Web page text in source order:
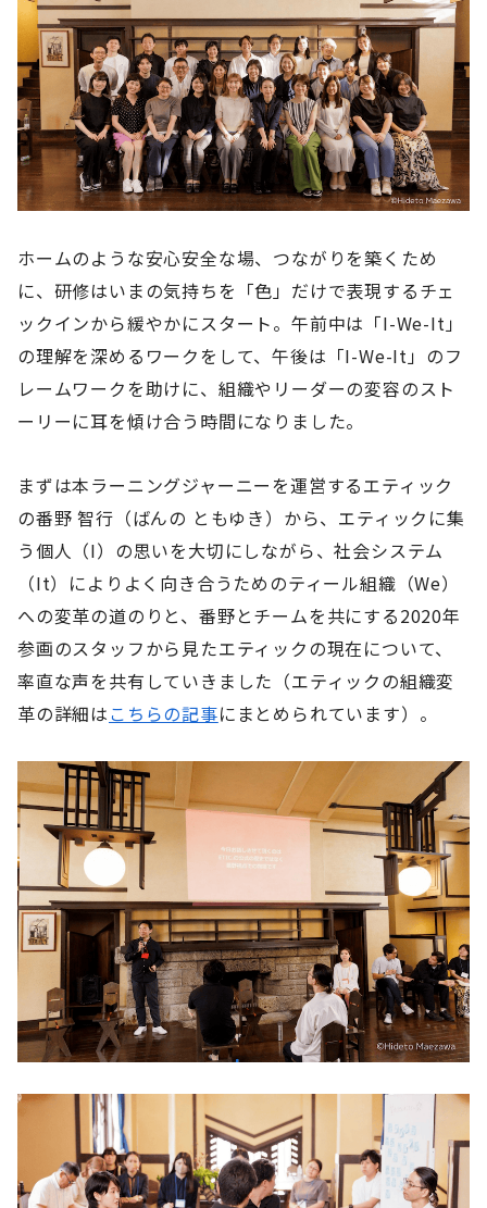
ホームのような安心安全な場、つながりを築くため
に、研修はいまの気持ちを「色」だけで表現するチェ
ックインから緩やかにスタート。午前中は「I-We-It」
の理解を深めるワークをして、午後は「I-We-It」のフ
レームワークを助けに、組織やリーダーの変容のスト
ーリーに耳を傾け合う時間になりました。
まずは本ラーニングジャーニーを運営するエティック
の番野 智行（ばんの ともゆき）から、エティックに集
う個人（I）の思いを大切にしながら、社会システム
（It）によりよく向き合うためのティール組織（We）
への変革の道のりと、番野とチームを共にする2020年
参画のスタッフから見たエティックの現在について、
率直な声を共有していきました（エティックの組織変
革の詳細はこちらの記事にまとめられています）。